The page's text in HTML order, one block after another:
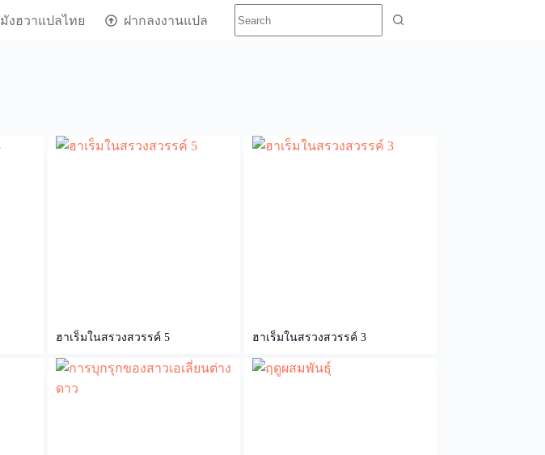
มังฮวาแปลไทย ฝากลงงานแปล
ฮาเร็มในสรวงสวรรค์ 5 ฮาเร็มในสรวงสวรรค์ 3